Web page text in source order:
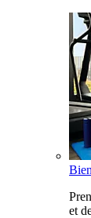
et